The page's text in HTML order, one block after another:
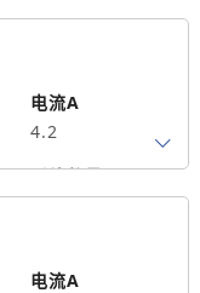
4
80
电流A
4.2
引线数量
4
84
电流A